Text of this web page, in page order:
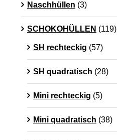
Naschhüllen (3)
SCHOKOHÜLLEN (119)
SH rechteckig (57)
SH quadratisch (28)
Mini rechteckig (5)
Mini quadratisch (38)